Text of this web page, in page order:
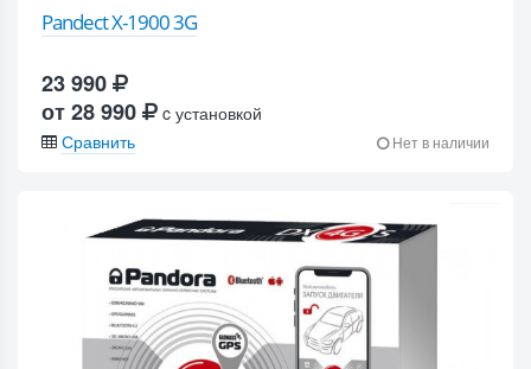
Pandect X-1900 3G
23 990
от 28 990
c установкой
Сравнить
Нет в наличии